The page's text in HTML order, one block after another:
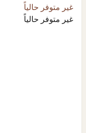
غير متوفر حالياً
غير متوفر حالياً